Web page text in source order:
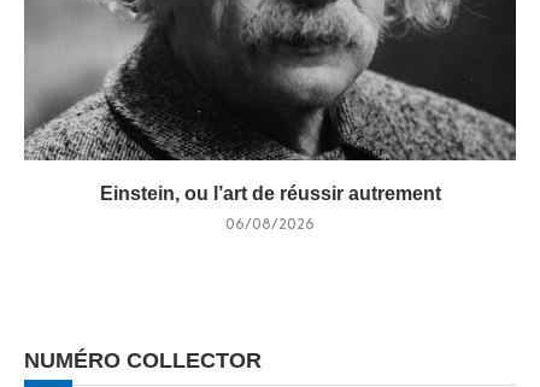
Einstein, ou l’art de réussir autrement
06/08/2026
NUMÉRO COLLECTOR